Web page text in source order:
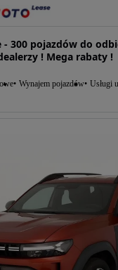
- 300 pojazdów do
! Mega rabaty !
Wynajem pojazdów Usługi